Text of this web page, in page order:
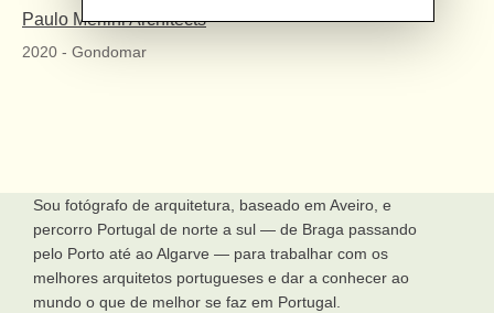
Paulo Merlini Architects
2020 - Gondomar
Sou fotógrafo de arquitetura, baseado em Aveiro, e
percorro Portugal de norte a sul — de Braga passando
pelo Porto até ao Algarve — para trabalhar com os
melhores arquitetos portugueses e dar a conhecer ao
mundo o que de melhor se faz em Portugal.